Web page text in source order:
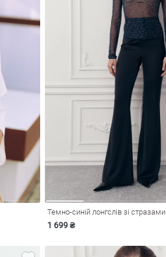
Темно-синій лонгслів зі стразами
1 699 ₴